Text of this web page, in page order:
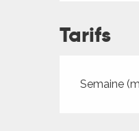
Tarifs
Tarifs 2026
Semaine